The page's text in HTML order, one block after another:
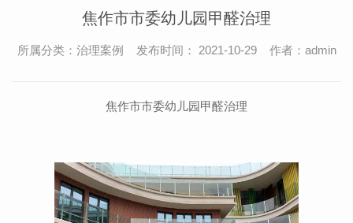
焦作市市委幼儿园甲醛治理
所属分类：治理案例 发布时间： 2021-10-29 作者：admin
焦作市市委幼儿园甲醛治理